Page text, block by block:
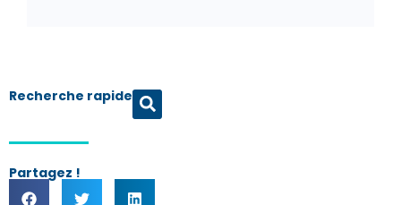
Recherche rapide
Partagez !